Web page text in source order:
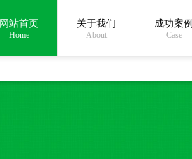
网站首页
Home
关于我们
About
成功案例
Case